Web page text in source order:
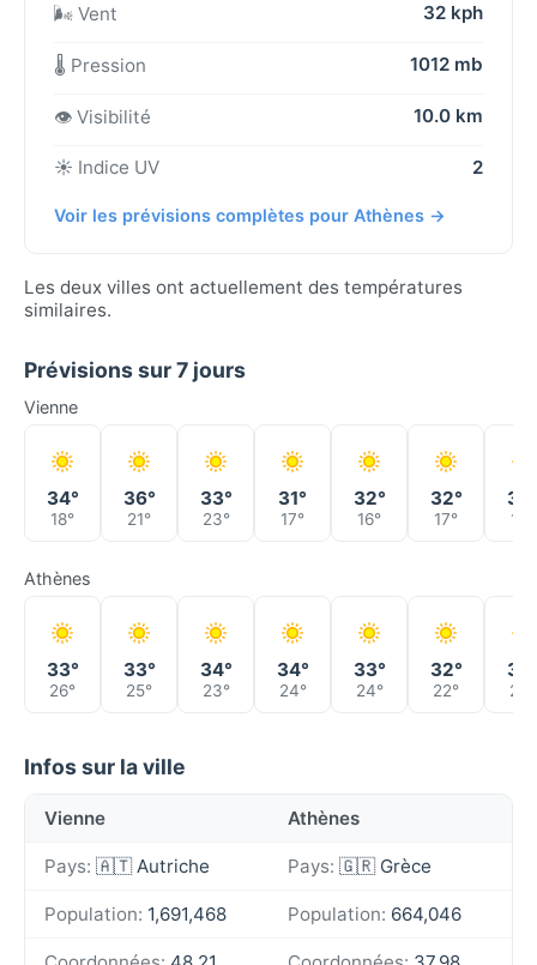
🌬️ Vent
32 kph
🌡️ Pression 1012 mb
👁️ Visibilité 10.0 km
☀️ Indice UV 2
Voir les prévisions complètes pour Athènes →
Les deux villes ont actuellement des températures
similaires.
Prévisions sur 7 jours
Vienne
34°
18°
36°
21°
33°
23°
31°
17°
32°
16°
32°
17° 19°
Athènes
33°
26°
33°
25°
34°
23°
34°
24°
33°
24°
32°
22° 22°
Infos sur la ville
Vienne Athènes
Pays: 🇦🇹 Autriche Pays: 🇬🇷 Grèce
Population: 1,691,468 Population: 664,046